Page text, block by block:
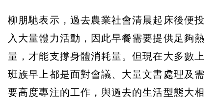
柳朋馳表示，過去農業社會清晨起床後便投
入大量體力活動，因此早餐需要提供足夠熱
量，才能支撐身體消耗量。但現在大多數上
班族早上都是面對會議、大量文書處理及需
要高度專注的工作，與過去的生活型態大相